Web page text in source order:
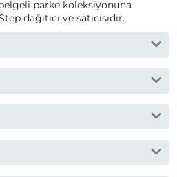
parke koleksiyonuna
dağıtıcı ve satıcısıdır.